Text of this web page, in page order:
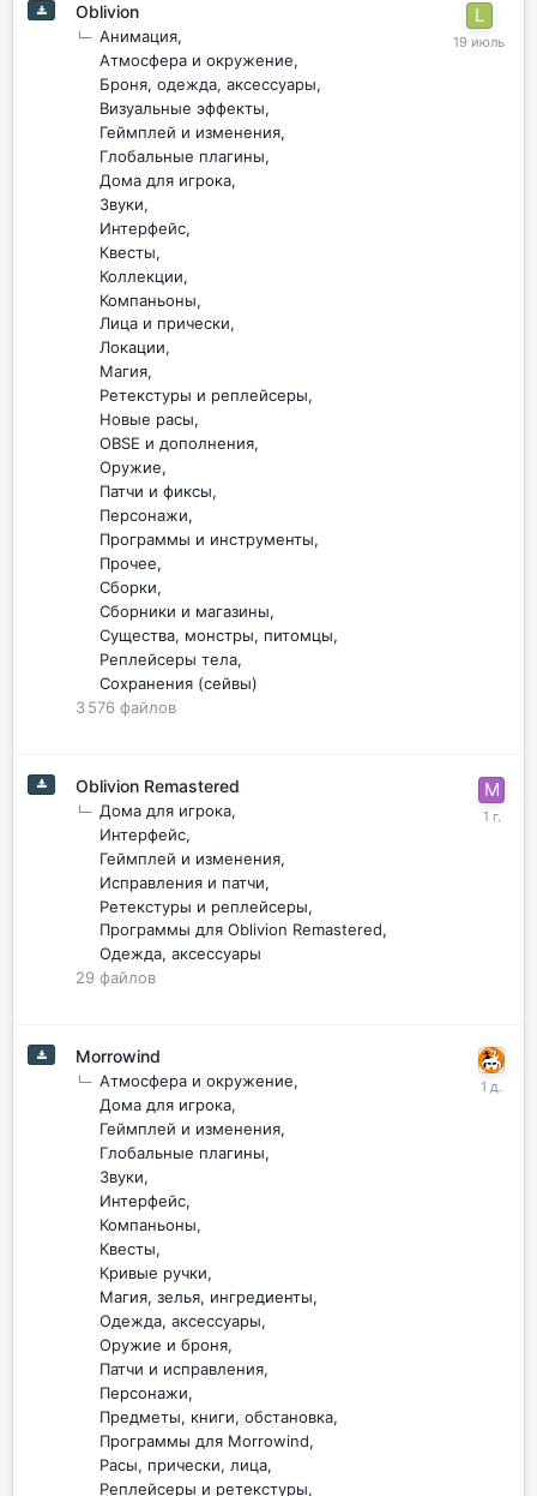
Oblivion
Анимация
Атмосфера и окружение
Броня, одежда, аксессуары
Визуальные эффекты
Геймплей и изменения
Глобальные плагины
Дома для игрока
Звуки
Интерфейс
Квесты
Коллекции
Компаньоны
Лица и прически
Локации
Магия
Ретекстуры и реплейсеры
Новые расы
OBSE и дополнения
Оружие
Патчи и фиксы
Персонажи
Программы и инструменты
Прочее
Сборки
Сборники и магазины
Существа, монстры, питомцы
Реплейсеры тела
Сохранения (сейвы)
3 576 файлов
Oblivion Remastered
Дома для игрока
Интерфейс
Геймплей и изменения
Исправления и патчи
Ретекстуры и реплейсеры
Программы для Oblivion Remastered
Одежда, аксессуары
29 файлов
Morrowind
Атмосфера и окружение
Дома для игрока
Геймплей и изменения
Глобальные плагины
Звуки
Интерфейс
Компаньоны
Квесты
Кривые ручки
Магия, зелья, ингредиенты
Одежда, аксессуары
Оружие и броня
Патчи и исправления
Персонажи
Предметы, книги, обстановка
Программы для Morrowind
Расы, прически, лица
Реплейсеры и ретекстуры